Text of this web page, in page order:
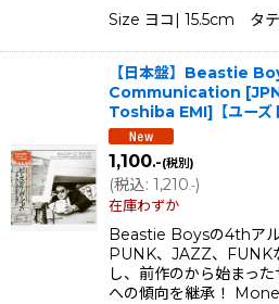
Size ヨコ| 15.5cm タ
【日本盤】Beastie
Communication
Toshiba EMI]【ユーズ
1,100.-(税別)
(税込: 1,210 .-)
在庫わずか
Beastie Boysの4thア
PUNK、JAZZ、FUNK
し、前作のから始まっ
への傾向を継承！